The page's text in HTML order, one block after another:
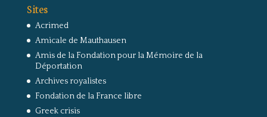
Sites
Acrimed
Amicale de Mauthausen
Amis de la Fondation pour la Mémoire de la
Déportation
Archives royalistes
Fondation de la France libre
Greek crisis